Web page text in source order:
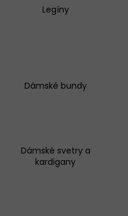
Legíny
Dámské bundy
Dámské svetry a
kardigany